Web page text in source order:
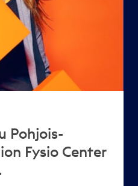
Pohjois-
Fysio Center